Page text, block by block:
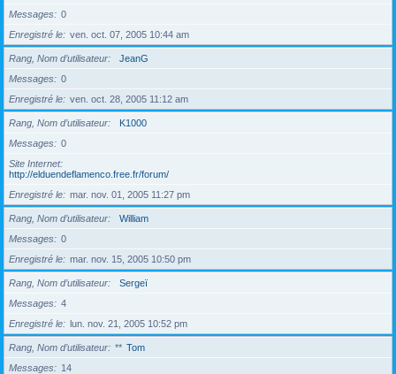
Messages
0
Enregistré le
ven. oct. 07, 2005 10:44 am
Rang, Nom d’utilisateur
JeanG
Messages
0
Enregistré le
ven. oct. 28, 2005 11:12 am
Rang, Nom d’utilisateur
K1000
Messages
0
Site Internet
http://elduendeflamenco.free.fr/forum/
Enregistré le
mar. nov. 01, 2005 11:27 pm
Rang, Nom d’utilisateur
William
Messages
0
Enregistré le
mar. nov. 15, 2005 10:50 pm
Rang, Nom d’utilisateur
Sergeï
Messages
4
Enregistré le
lun. nov. 21, 2005 10:52 pm
Rang, Nom d’utilisateur ** Tom
Messages
14